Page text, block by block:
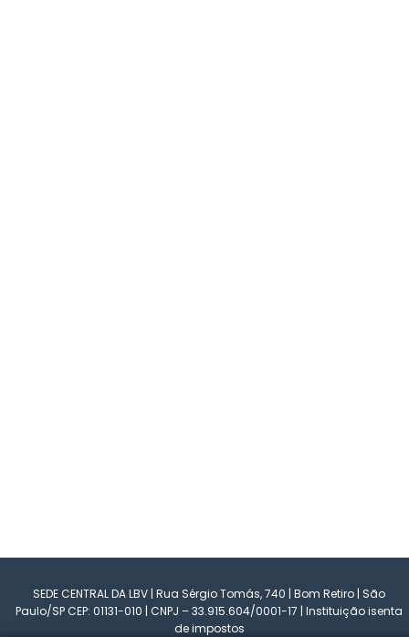
SEDE CENTRAL DA LBV | Rua Sérgio Tomás, 740 | Bom Retiro | São
Paulo/SP CEP: 01131-010 | CNPJ – 33.915.604/0001-17 | Instituição isenta
de impostos